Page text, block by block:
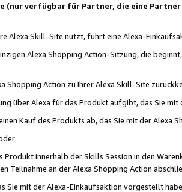
(nur verfügbar für Partner, die eine
Alexa Skill-Site nutzt, führt eine Alexa-
Alexa Shopping Action-Sitzung, die
Shopping Action zu Ihrer Alexa Skill-Site
über Alexa für das Produkt aufgibt, das Sie mit
Kauf des Produkts ab, das Sie mit der Alexa
innerhalb der Skills Session in den
Teilnahme an der Alexa Shopping Action
Sie mit der Alexa-Einkaufsaktion vorgestellt